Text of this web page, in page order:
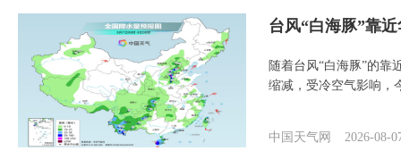
台风“白海豚”靠
随着台风“白海豚”的靠
缩减，受冷空气影响，
中国天气网 2026-08-